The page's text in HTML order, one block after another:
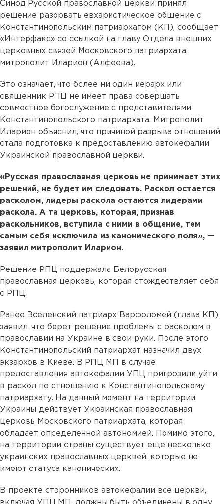
Синод Русской православной церкви принял
решение разорвать евхаристическое общение с
Константинопольским патриархатом (КП), сообщает
«Интерфакс» со ссылкой на главу Отдела внешних
церковных связей Московского патриархата
митрополит Иларион (Алфеева).
Это означает, что более ни один иерарх или
священник РПЦ не имеет права совершать
совместное богослужение с представителями
Константинопольского патриархата. Митрополит
Иларион объяснил, что причиной разрыва отношений
стала подготовка к предоставлению автокефалии
Украинской православной церкви.
«Русская православная церковь не принимает этих
решений, не будет им следовать. Раскол остается
расколом, лидеры раскола остаются лидерами
раскола. А та церковь, которая, признав
раскольников, вступила с ними в общение, тем
самым себя исключила из канонического поля», —
заявил митрополит Иларион.
Решение РПЦ поддержала Белорусская
православная церковь, которая отождествляет себя
с РПЦ.
Ранее Вселенский патриарх Варфоломей (глава КП)
заявил, что берет решение проблемы с расколом в
православии на Украине в свои руки. После этого
Константинопольский патриархат назначил двух
экзархов в Киеве. В РПЦ МП в случае
предоставления автокефалии УПЦ пригрозили уйти
в раскол по отношению к Константинопольскому
патриархату. На данный момент на территории
Украины действует Украинская православная
церковь Московского патриархата, которая
обладает определенной автономией. Помимо этого,
на территории страны существует еще несколько
украинских православных церквей, которые не
имеют статуса канонических.
В проекте сторонников автокефалии все церкви,
включая УПЦ МП, должны быть объединены в одну